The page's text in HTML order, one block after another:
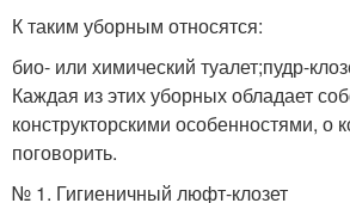
К таким уборным относятся:
био- или химический туалет;пудр-
Каждая из этих уборных обладает
конструкторскими особенностями, о
поговорить.
№ 1. Гигиеничный люфт-клозет